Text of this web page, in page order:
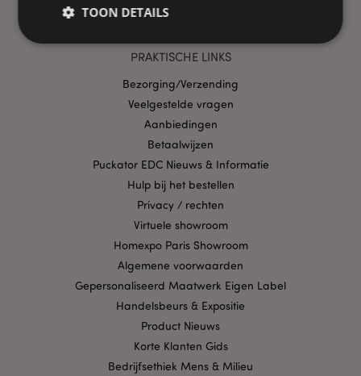
PRAKTISCHE LINKS
Bezorging/Verzending
Veelgestelde vragen
Aanbiedingen
Betaalwijzen
Puckator EDC Nieuws & Informatie
Hulp bij het bestellen
Privacy / rechten
Virtuele showroom
Homexpo Paris Showroom
Algemene voorwaarden
Gepersonaliseerd Maatwerk Eigen Label
Handelsbeurs & Expositie
Product Nieuws
Korte Klanten Gids
Bedrijfsethiek Mens & Milieu
TOON DETAILS
Functionaliteits
Strikt noodzakelijke cookies maken
kernfunctionaliteit van de website mogelijk, zoals
gebruikersaanmelding en accountbeheer. Zonder
strikt noodzakelijke cookies kan de website niet
goed gebruikt worden.
CookieScriptConsent
X-Magento-Vary
www.puckator.nl